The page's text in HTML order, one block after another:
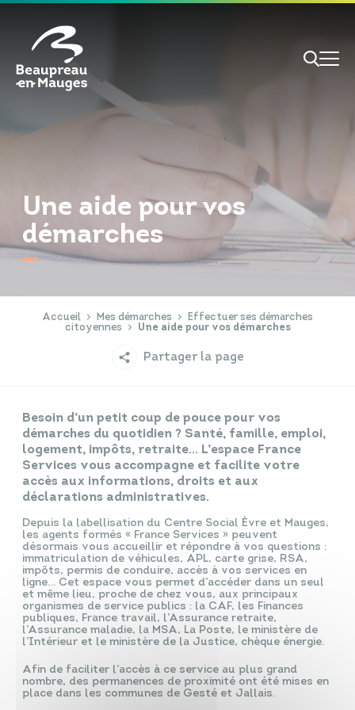
RECHERCHE
Une aide pour vos
démarches
Accueil Mes démarches
Effectuer ses démarches
citoyennes
Une aide pour vos démarches
Partager la page
Besoin d’un petit coup de pouce pour vos
démarches du quotidien ? Santé, famille, emploi,
logement, impôts, retraite… L’espace France
Services vous accompagne et facilite votre
accès aux informations, droits et aux
déclarations administratives.
Depuis la labellisation du Centre Social Èvre et Mauges,
les agents formés « France Services » peuvent
désormais vous accueillir et répondre à vos questions :
immatriculation de véhicules, APL, carte grise, RSA,
impôts, permis de conduire, accès à vos services en
ligne… Cet espace vous permet d’accéder dans un seul
et même lieu, proche de chez vous, aux principaux
organismes de service publics : la CAF, les Finances
publiques, France travail, l’Assurance retraite,
l’Assurance maladie, la MSA, La Poste, le ministère de
l’Intérieur et le ministère de la Justice, chèque énergie.
Afin de faciliter l’accès à ce service au plus grand
nombre, des permanences de proximité ont été mises en
place dans les communes de Gesté et Jallais.
Annuaires
Cookies management panel